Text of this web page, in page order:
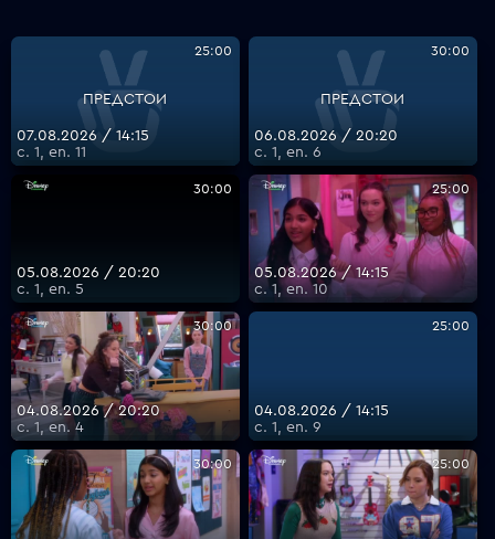
VOYO
ПРЕДСТОИ
25:00
07.08.2026 / 14:15
с. 1, еп. 11
ПРЕДСТОИ
30:00
06.08.2026 / 20:20
с. 1, еп. 6
30:00
05.08.2026 / 20:20
с. 1, еп. 5
25:00
05.08.2026 / 14:15
с. 1, еп. 10
30:00
04.08.2026 / 20:20
с. 1, еп. 4
25:00
04.08.2026 / 14:15
с. 1, еп. 9
30:00 25:00